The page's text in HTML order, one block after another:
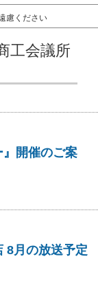
慮ください
工会議所
』開催のご案
8月の放送予定